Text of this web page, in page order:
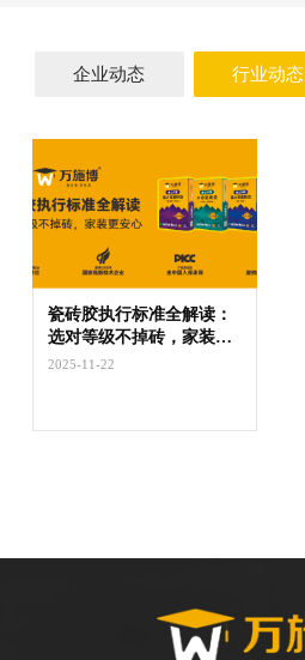
企业动态 行业动态
瓷砖胶执行标准全解读：
选对等级不掉砖，家装更
安心
2025-11-22